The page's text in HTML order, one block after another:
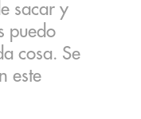
sacar y
puedo
cosa. Se
este